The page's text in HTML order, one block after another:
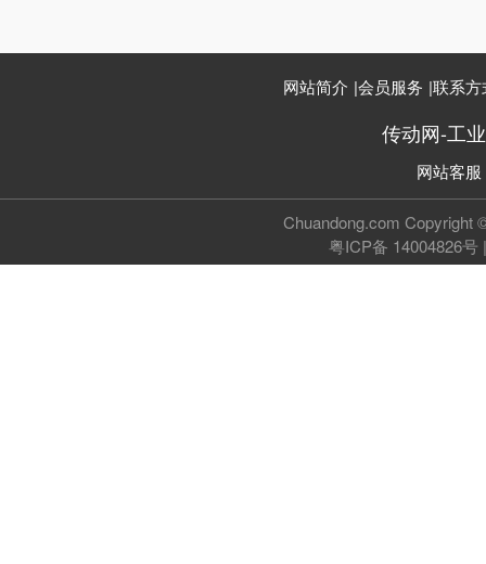
网站简介 |会员服务 |联系方
传动网-工
网站客服
Chuandong.com Copyright
粤ICP备 14004826号